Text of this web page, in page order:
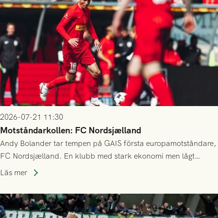
2026-07-21 11:30
Motståndarkollen: FC Nordsjælland
Andy Bolander tar tempen på GAIS första europamotståndare,
FC Nordsjælland. En klubb med stark ekonomi men lågt
publiksnitt, ett lag med både kollektiv styrka och individuell
Läs mer